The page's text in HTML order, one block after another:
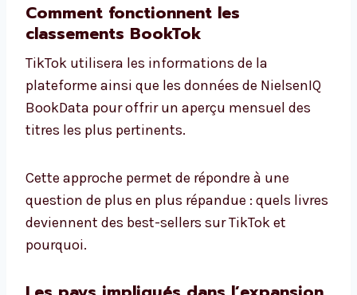
Comment fonctionnent les
classements BookTok
TikTok utilisera les informations de la
plateforme ainsi que les données de NielsenIQ
BookData pour offrir un aperçu mensuel des
titres les plus pertinents.
Cette approche permet de répondre à une
question de plus en plus répandue : quels livres
deviennent des best-sellers sur TikTok et
pourquoi.